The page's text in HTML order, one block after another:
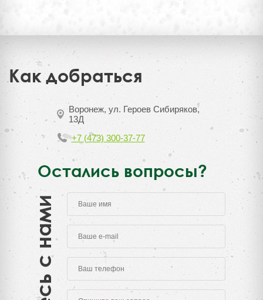
Как добраться
Воронеж, ул. Героев Сибиряков,
13Д
+7 (473) 300-37-77
Остались вопросы?